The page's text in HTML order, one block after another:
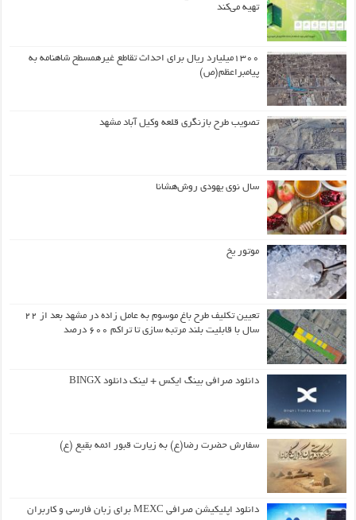
تهیه می‌کند
۱۳۰۰میلیارد ریال برای احداث تقاطع غیرهمسطح شاهنامه به
پیامبراعظم(ص)
تصویب طرح بازنگری قلعه وکیل آباد مشهد
سال نوی یهودی روش‌هشانا
موتور یخ
تعیین تکلیف طرح باغ موسوم به عامل زاده در مشهد بعد از ۲۲
سال با قابلیت بلند مرتبه سازی تا تراکم ۶۰۰ درصد
دانلود صرافی بینگ ایکس + لینک دانلود BINGX
سفارش حضرت رضا(ع) به زیارت قبور ائمه بقیع (ع)
دانلود اپلیکیشن صرافی MEXC برای زبان فارسی و کاربران